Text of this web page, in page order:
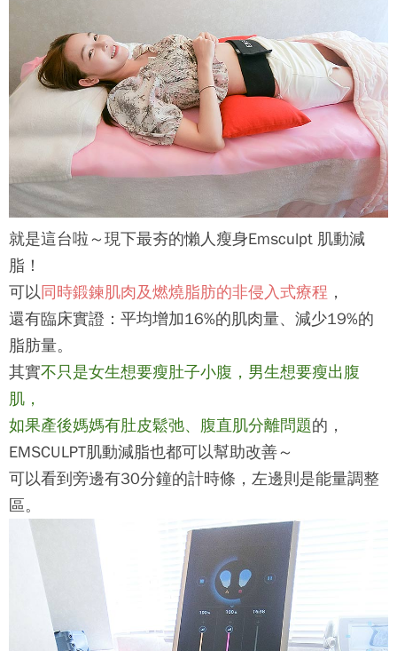
就是這台啦～現下最夯的懶人瘦身Emsculpt 肌動減
脂 ！
可以同時鍛鍊肌肉及燃燒脂肪的非侵入式療程 ，
還有臨床實證：平均增加16%的肌肉量、減少19%的
脂肪量。
其實不只是女生想要瘦肚子小腹，男生想要瘦出腹
肌，
如果產後媽媽有肚皮鬆弛、腹直肌分離問題的，
EMSCULPT肌動減脂也都可以幫助改善～
可以看到旁邊有30分鐘的計時條，左邊則是能量調整
區。